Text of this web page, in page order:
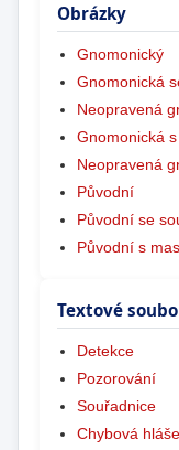
Obrázky
Gnomonický
Gnomonická
Neopravená
Gnomonická
Neopravená
Původní
Původní se
Původní s
Textové
Detekce
Pozorování
Souřadnice
Chybová